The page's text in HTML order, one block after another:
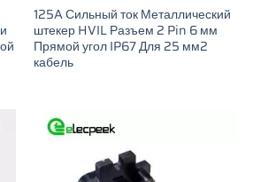
125A Сильный ток Металлический
штекер HVIL Разъем 2 Pin 6 мм
Прямой угол IP67 Для 25 мм2
кабель